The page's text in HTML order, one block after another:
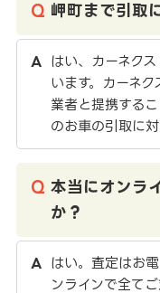
岬町まで引取
はい、カーネク
います。カーネ
業者と提携する
のお車の引取に対
本当にオンラ
か？
はい。査定はお
ンラインで全てご